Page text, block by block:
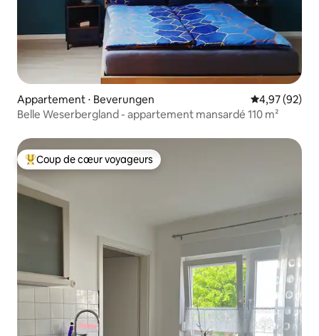
Appartement ⋅ Beverungen Évaluation
4,97 (92)
Belle Weserbergland - appartement mansardé 110 m²
Coups de cœur voyageurs les plus appréciés
Coup de cœur voyageurs